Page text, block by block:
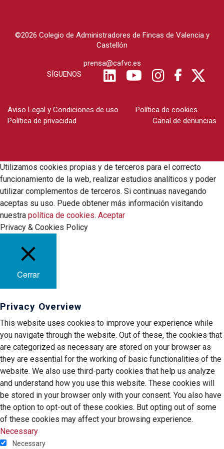
©2026 Colegio de Administradores de Fincas de Valencia y
Castellón
prensa@cafvc.es
SÍGUENOS
Aviso Legal y Condiciones de uso
Política de cookies
Política de privacidad
Canal de denuncias
Utilizamos cookies propias y de terceros para el correcto
funcionamiento de la web, realizar estudios analíticos y poder
utilizar complementos de terceros. Si continuas navegando
aceptas su uso. Puede obtener más información visitando
nuestra política de cookies. Aceptar
Privacy & Cookies Policy
Cerrar
Privacy Overview
This website uses cookies to improve your experience while
you navigate through the website. Out of these, the cookies that
are categorized as necessary are stored on your browser as
they are essential for the working of basic functionalities of the
website. We also use third-party cookies that help us analyze
and understand how you use this website. These cookies will
be stored in your browser only with your consent. You also have
the option to opt-out of these cookies. But opting out of some
of these cookies may affect your browsing experience.
Necessary
Necessary